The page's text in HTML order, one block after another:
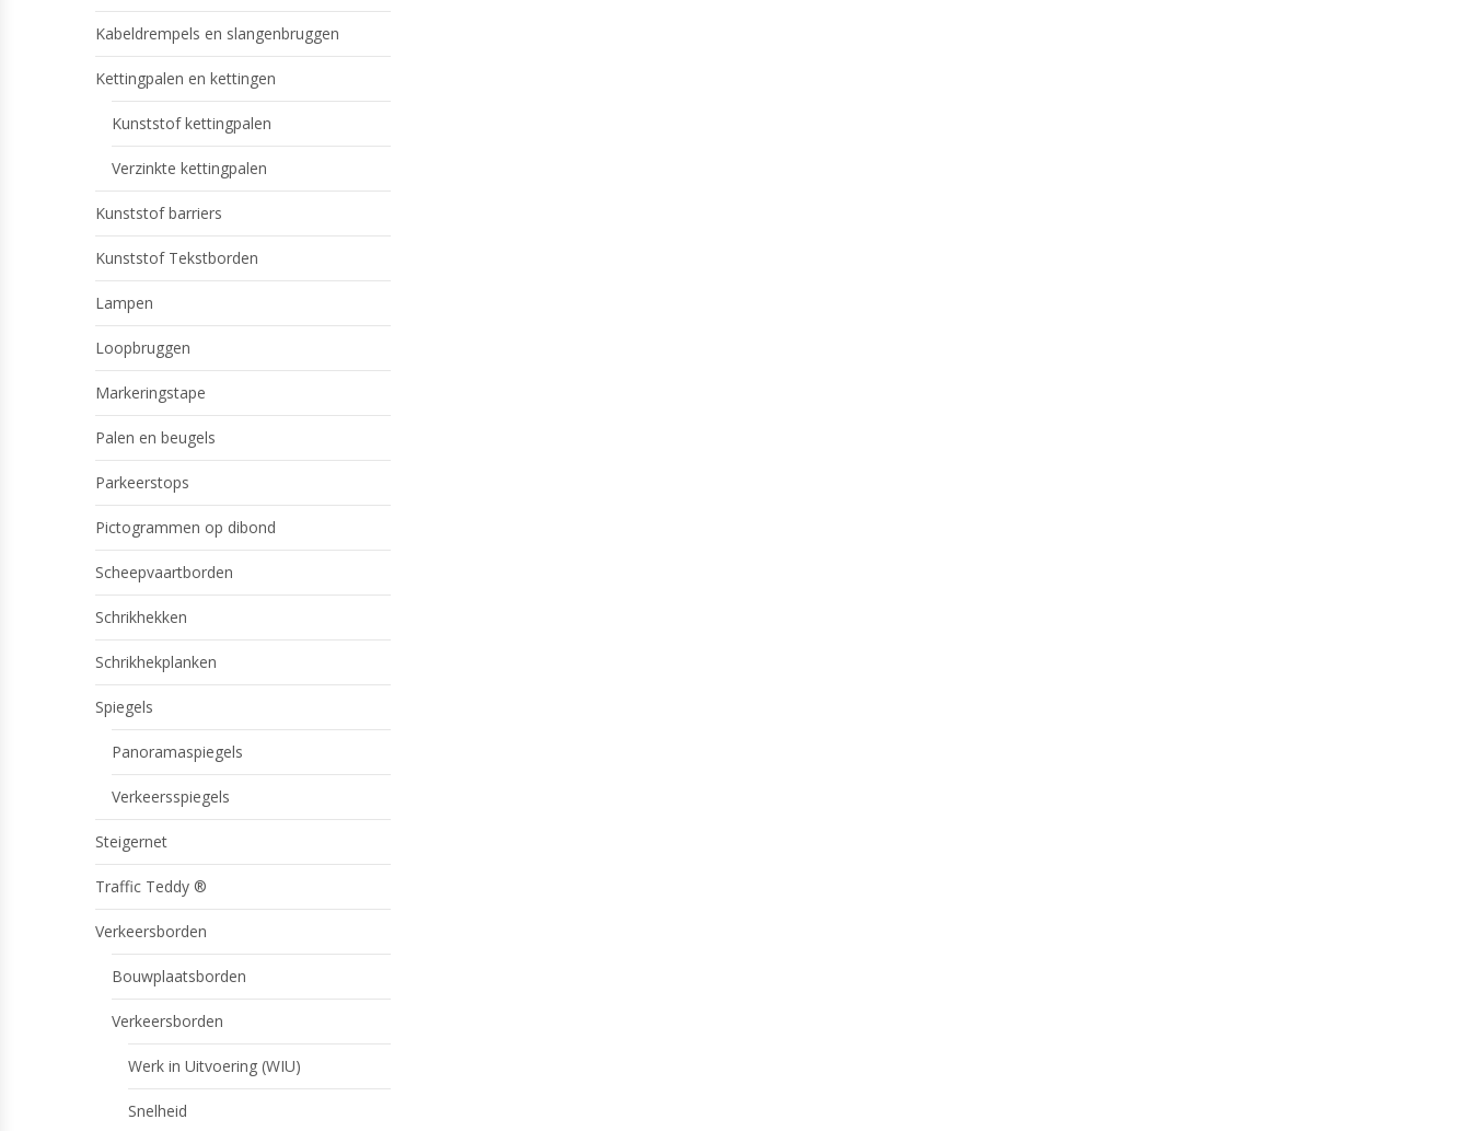
Kabeldrempels en slangenbruggen
Kettingpalen en kettingen
Kunststof kettingpalen
Verzinkte kettingpalen
Kunststof barriers
Kunststof Tekstborden
Lampen
Loopbruggen
Markeringstape
Palen en beugels
Parkeerstops
Pictogrammen op dibond
Scheepvaartborden
Schrikhekken
Schrikhekplanken
Spiegels
Panoramaspiegels
Verkeersspiegels
Steigernet
Traffic Teddy ®
Verkeersborden
Bouwplaatsborden
Verkeersborden
Werk in Uitvoering (WIU)
Snelheid